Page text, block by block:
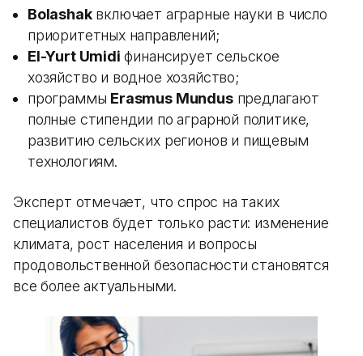
Bolashakвключает аграрные науки в число
приоритетных направлений;
El-Yurt Umidi финансирует сельское
хозяйство и водное хозяйство;
программы Erasmus Mundusпредлагают
полные стипендии по аграрной политике,
развитию сельских регионов и пищевым
технологиям.
Эксперт отмечает, что спрос на таких
специалистов будет только расти: изменение
климата, рост населения и вопросы
продовольственной безопасности становятся
все более актуальными.